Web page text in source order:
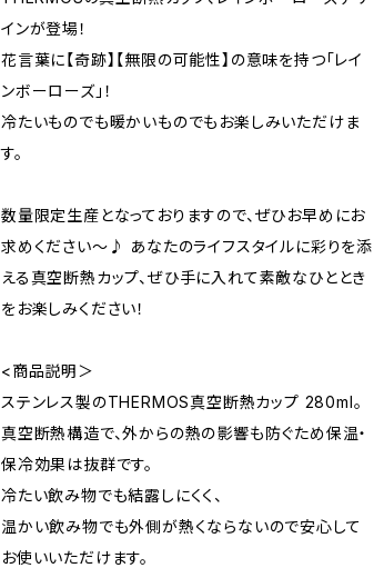
インが登場！
花言葉に【奇跡】【無限の可能性】の意味を持つ「レイ
ンボーローズ」！
冷たいものでも暖かいものでもお楽しみいただけま
す。
数量限定生産となっておりますので、ぜひお早めにお
求めください〜♪ あなたのライフスタイルに彩りを添
える真空断熱カップ、ぜひ手に入れて素敵なひととき
をお楽しみください！
<商品説明＞
ステンレス製のTHERMOS真空断熱カップ 280ml。
真空断熱構造で、外からの熱の影響も防ぐため保温・
保冷効果は抜群です。
冷たい飲み物でも結露しにくく、
温かい飲み物でも外側が熱くならないので安心して
お使いいただけます。